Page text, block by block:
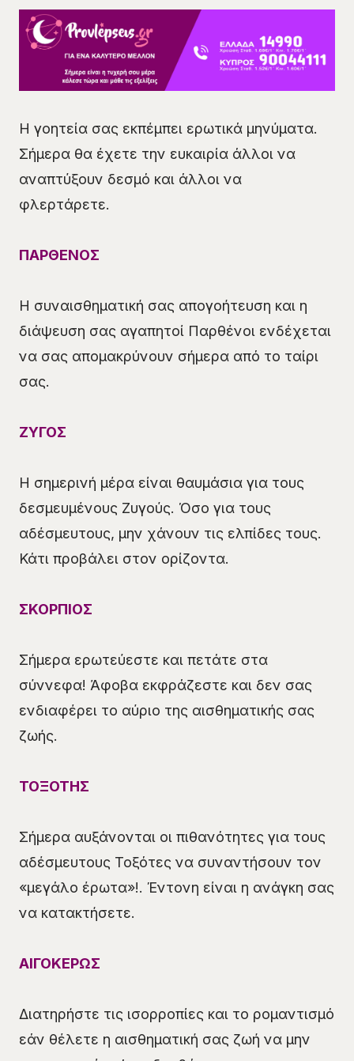
Η γοητεία σας εκπέμπει ερωτικά μηνύματα.
Σήμερα θα έχετε την ευκαιρία άλλοι να
αναπτύξουν δεσμό και άλλοι να
φλερτάρετε.
ΠΑΡΘΕΝΟΣ
Η συναισθηματική σας απογοήτευση και η
διάψευση σας αγαπητοί Παρθένοι ενδέχεται
να σας απομακρύνουν σήμερα από το ταίρι
σας.
ΖΥΓΟΣ
Η σημερινή μέρα είναι θαυμάσια για τους
δεσμευμένους Ζυγούς. Όσο για τους
αδέσμευτους, μην χάνουν τις ελπίδες τους.
Κάτι προβάλει στον ορίζοντα.
ΣΚΟΡΠΙΟΣ
Σήμερα ερωτεύεστε και πετάτε στα
σύννεφα! Άφοβα εκφράζεστε και δεν σας
ενδιαφέρει το αύριο της αισθηματικής σας
ζωής.
ΤΟΞΟΤΗΣ
Σήμερα αυξάνονται οι πιθανότητες για τους
αδέσμευτους Τοξότες να συναντήσουν τον
«μεγάλο έρωτα»!. Έντονη είναι η ανάγκη σας
να κατακτήσετε.
ΑΙΓΟΚΕΡΩΣ
Διατηρήστε τις ισορροπίες και το ρομαντισμό
εάν θέλετε η αισθηματική σας ζωή να μην